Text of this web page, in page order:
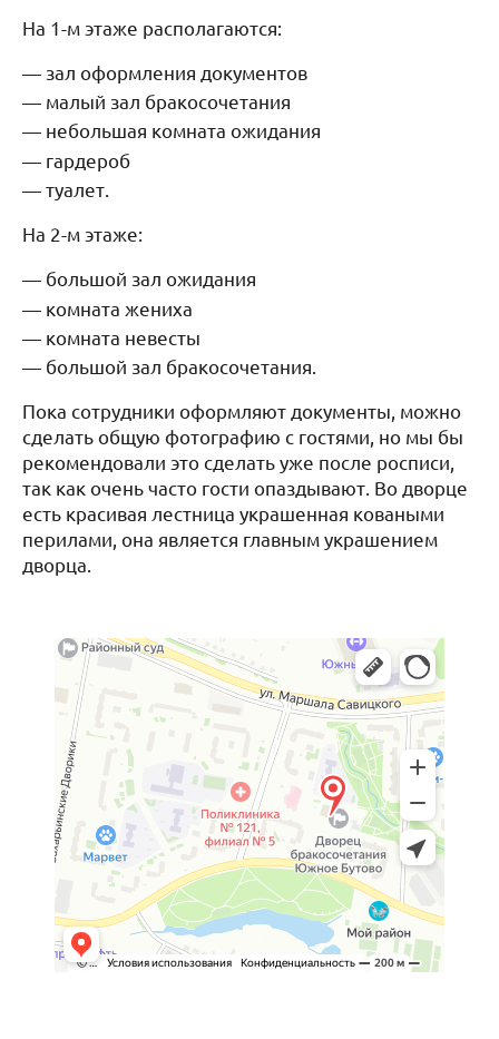
На 1-м этаже располагаются:
зал оформления документов
малый зал бракосочетания
небольшая комната ожидания
гардероб
туалет.
На 2-м этаже:
большой зал ожидания
комната жениха
комната невесты
большой зал бракосочетания.
Пока сотрудники оформляют документы, можно
сделать общую фотографию с гостями, но мы бы
рекомендовали это сделать уже после росписи,
так как очень часто гости опаздывают. Во дворце
есть красивая лестница украшенная коваными
перилами, она является главным украшением
дворца.